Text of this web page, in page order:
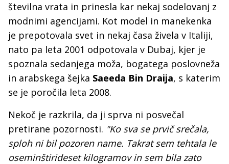
številna vrata in prinesla kar nekaj sodelovanj z
modnimi agencijami. Kot model in manekenka
je prepotovala svet in nekaj časa živela v Italiji,
nato pa leta 2001 odpotovala v Dubaj, kjer je
spoznala sedanjega moža, bogatega poslovneža
in arabskega šejka Saeeda Bin Draija, s katerim
se je poročila leta 2008.
Nekoč je razkrila, da ji sprva ni posvečal
pretirane pozornosti. "Ko sva se prvič srečala,
sploh ni bil pozoren name. Takrat sem tehtala le
oseminštirideset kilogramov in sem bila zato